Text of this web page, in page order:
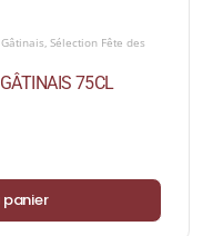
,Sélection Fête des
75CL